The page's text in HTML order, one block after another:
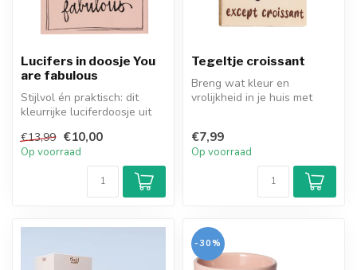
Lucifers in doosje You
are fabulous
Stijlvol én praktisch: dit
kleurrijke luciferdoosje uit
€13,99 €10,00
Op voorraad
Tegeltje croissant
Breng wat kleur en
vrolijkheid in je huis met
€7,99
Op voorraad
-30%